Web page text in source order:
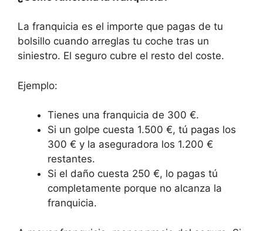
La franquicia es el importe que pagas de tu
bolsillo cuando arreglas tu coche tras un
siniestro. El seguro cubre el resto del coste.
Ejemplo:
Tienes una franquicia de 300 €.
Si un golpe cuesta 1.500 €, tú pagas los
300 € y la aseguradora los 1.200 €
restantes.
Si el daño cuesta 250 €, lo pagas tú
completamente porque no alcanza la
franquicia.